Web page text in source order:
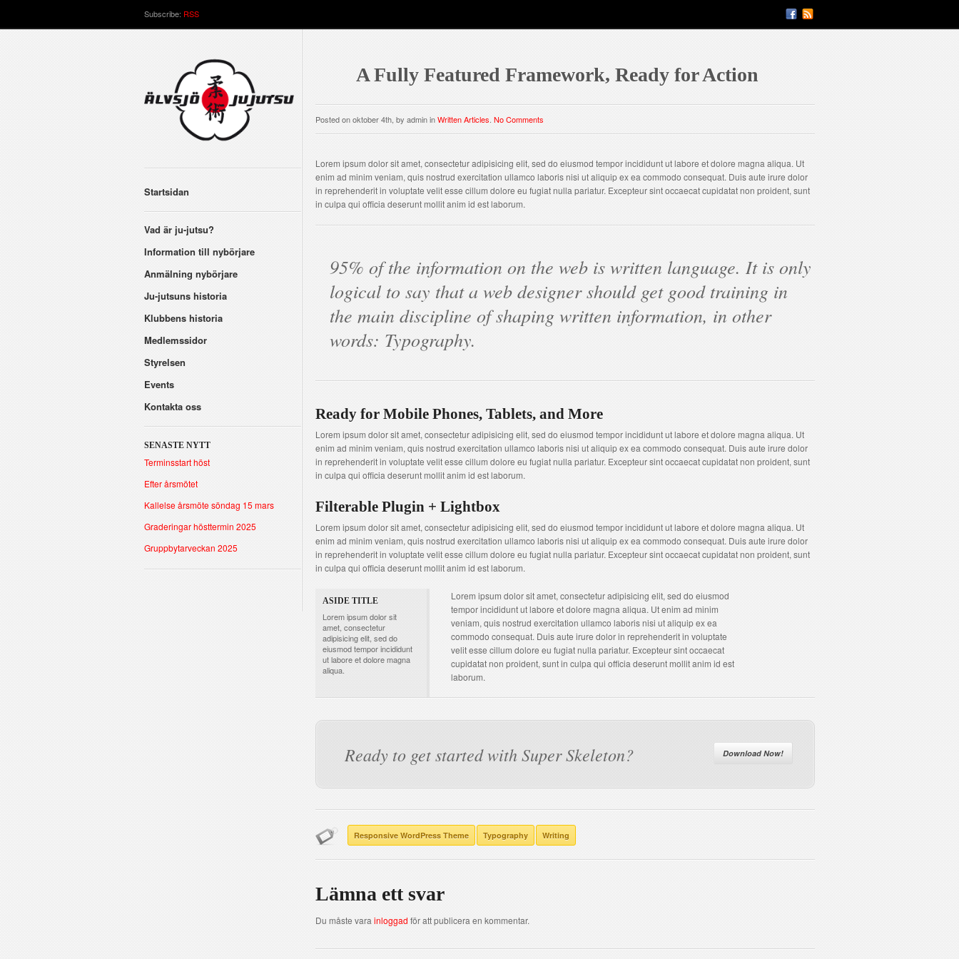
Subscribe: RSS
Startsidan
Vad är ju-jutsu?
Information till nybörjare
Anmälning nybörjare
Ju-jutsuns historia
Klubbens historia
Medlemssidor
Styrelsen
Events
Kontakta oss
SENASTE NYTT
Terminsstart höst
Efter årsmötet
Kallelse årsmöte söndag 15 mars
Graderingar hösttermin 2025
Gruppbytarveckan 2025
A Fully Featured Framework, Ready for Action
Posted on oktober 4th, by admin inWritten Articles No Comments
Lorem ipsum dolor sit amet, consectetur adipisicing elit, sed do eiusmod tempor incididunt ut labore et dolore magna aliqua. Ut
enim ad minim veniam, quis nostrud exercitation ullamco laboris nisi ut aliquip ex ea commodo consequat. Duis aute irure dolor
in reprehenderit in voluptate velit esse cillum dolore eu fugiat nulla pariatur. Excepteur sint occaecat cupidatat non proident, sunt
in culpa qui officia deserunt mollit anim id est laborum.
95% of the information on the web is written language. It is only
logical to say that a web designer should get good training in
the main discipline of shaping written information, in other
words: Typography.
Ready for Mobile Phones, Tablets, and More
Lorem ipsum dolor sit amet, consectetur adipisicing elit, sed do eiusmod tempor incididunt ut labore et dolore magna aliqua. Ut
enim ad minim veniam, quis nostrud exercitation ullamco laboris nisi ut aliquip ex ea commodo consequat. Duis aute irure dolor
in reprehenderit in voluptate velit esse cillum dolore eu fugiat nulla pariatur. Excepteur sint occaecat cupidatat non proident, sunt
in culpa qui officia deserunt mollit anim id est laborum.
Filterable Plugin + Lightbox
Lorem ipsum dolor sit amet, consectetur adipisicing elit, sed do eiusmod tempor incididunt ut labore et dolore magna aliqua. Ut
enim ad minim veniam, quis nostrud exercitation ullamco laboris nisi ut aliquip ex ea commodo consequat. Duis aute irure dolor
in reprehenderit in voluptate velit esse cillum dolore eu fugiat nulla pariatur. Excepteur sint occaecat cupidatat non proident, sunt
in culpa qui officia deserunt mollit anim id est laborum.
ASIDE TITLE
Lorem ipsum dolor sit
amet, consectetur
adipisicing elit, sed do
eiusmod tempor incididunt
ut labore et dolore magna
aliqua.
Lorem ipsum dolor sit amet, consectetur adipisicing elit, sed do eiusmod
tempor incididunt ut labore et dolore magna aliqua. Ut enim ad minim
veniam, quis nostrud exercitation ullamco laboris nisi ut aliquip ex ea
commodo consequat. Duis aute irure dolor in reprehenderit in voluptate
velit esse cillum dolore eu fugiat nulla pariatur. Excepteur sint occaecat
cupidatat non proident, sunt in culpa qui officia deserunt mollit anim id est
laborum.
Download Now!
Ready to get started with Super Skeleton?
Responsive WordPress Theme Typography Writing
Lämna ett svar
Du måste vara inloggad för att publicera en kommentar.